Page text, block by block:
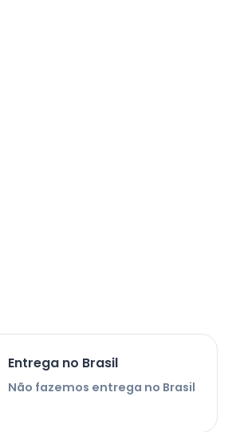
Entrega no Brasil
Não fazemos entrega no Brasil